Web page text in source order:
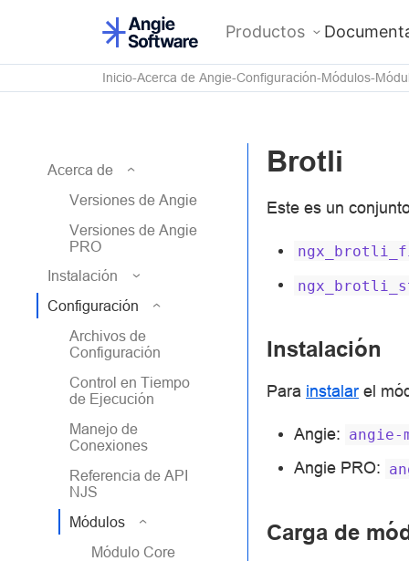
Productos
Inicio Acerca de Angie Configuración Módulos
Acerca de
Versiones de Angie
Versiones de Angie
PRO
Instalación
Configuración
Archivos de
Configuración
Control en Tiempo
de Ejecución
Manejo de
Conexiones
Referencia de API
NJS
Módulos
Módulo Core
Brotli
Este es un
Instalación
Para instalar el
Angie:
Angie PRO:
Carga de